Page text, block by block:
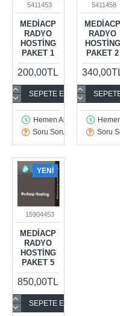
5411453
MEDIACP
RADYO
HOSTING
PAKET 1
200,00TL
SEPETE EKLE
Hemen Al
Soru Sorun
5411458
MEDIACP
RADYO
HOSTING
PAKET 2
Soru
YENI
15904453
MEDIACP
RADYO
HOSTING
PAKET 5
850,00TL
SEPETE EKLE